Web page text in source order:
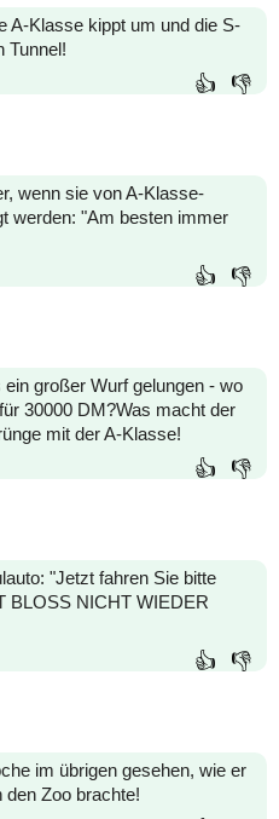
A-Klasse kippt um und die S-
Tunnel!
👍 👎
wenn sie von A-Klasse-
werden: "Am besten immer
👍 👎
großer Wurf gelungen - wo
30000 DM?Was macht der
mit der A-Klasse!
👍 👎
"Jetzt fahren Sie bitte
BLOSS NICHT WIEDER
👍 👎
im übrigen gesehen, wie er
Zoo brachte!